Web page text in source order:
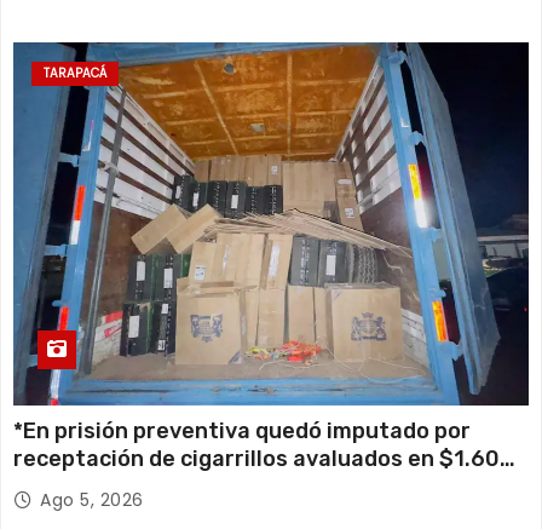
TARAPACÁ
*En prisión preventiva quedó imputado por
receptación de cigarrillos avaluados en $1.600
millones*
Ago 5, 2026